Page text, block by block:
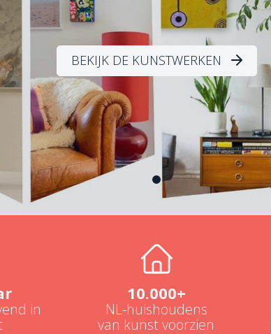
BEKIJK DE KUNSTWERKEN
in
10.000+
NL-huishoudens
van kunst voorzien